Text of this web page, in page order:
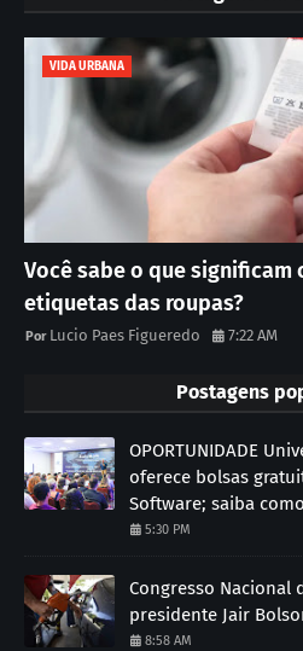
VIDA URBANA
Você sabe o que significam
etiquetas das roupas?
Lucio Paes Figueredo 7:22 AM
Postagens
OPORTUNIDADE
oferece bolsas
Software; saiba
5:30 PM
Congresso Nacional
presidente Jair
8:58 AM